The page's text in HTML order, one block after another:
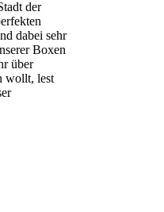
der
dabei sehr
Boxen
über
wollt, lest